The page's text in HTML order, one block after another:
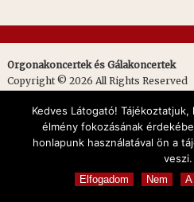
Orgonakoncertek és Gálakoncertek
Copyright © 2026 All Rights Reserved
Kedves Látogató!
élmény fokozásának
honlapunk használatával ön a
veszi.
Elfogadom Nem A